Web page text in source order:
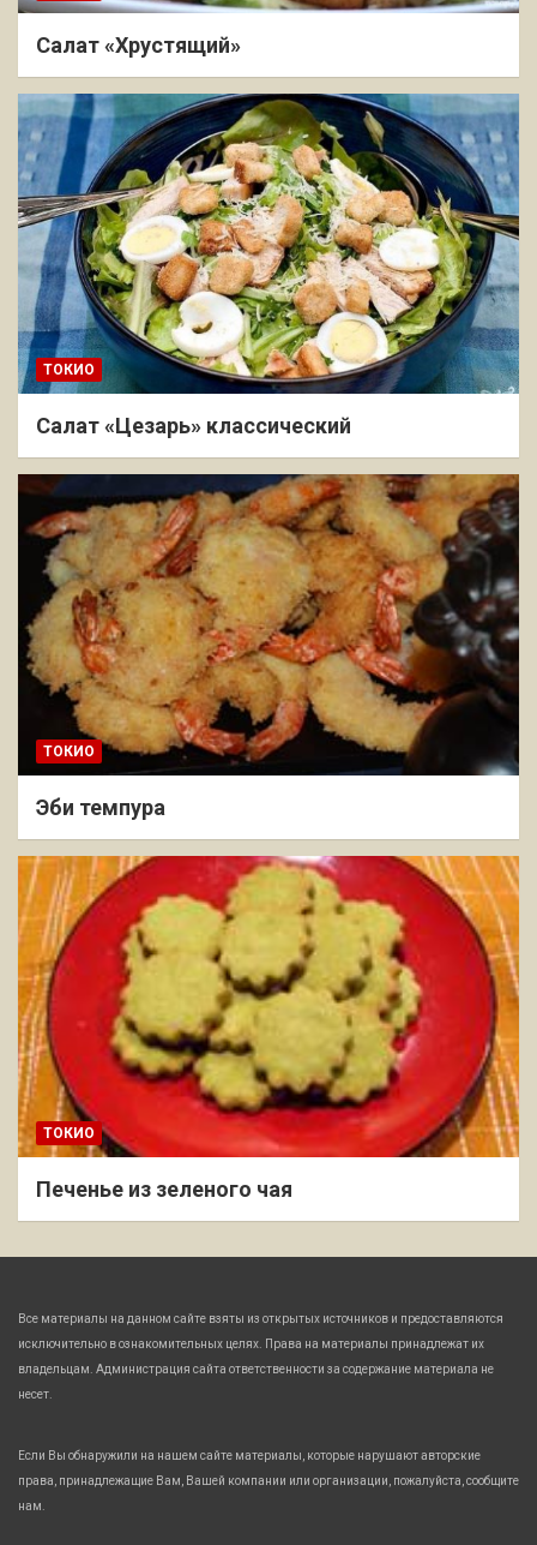
Салат «Хрустящий»
ТОКИО
Салат «Цезарь» классический
ТОКИО
Эби темпура
ТОКИО
Печенье из зеленого чая
Все материалы на данном сайте взяты из открытых источников и предоставляются
исключительно в ознакомительных целях. Права на материалы принадлежат их
владельцам. Администрация сайта ответственности за содержание материала не
несет.
Если Вы обнаружили на нашем сайте материалы, которые нарушают авторские
права, принадлежащие Вам, Вашей компании или организации, пожалуйста, сообщите
нам.